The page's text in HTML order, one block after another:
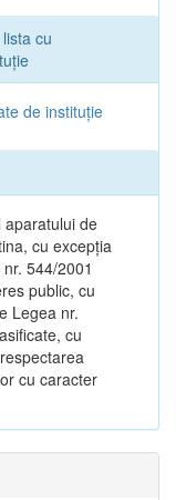
cu
de instituție
de
cu excepția
544/2001
public, cu
Legea nr.
cu
cu caracter